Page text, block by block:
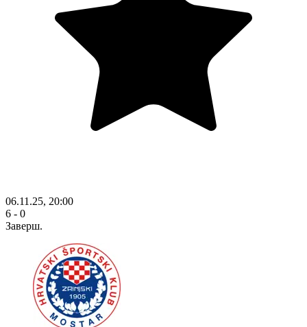
06.11.25, 20:00
6 - 0
Заверш.